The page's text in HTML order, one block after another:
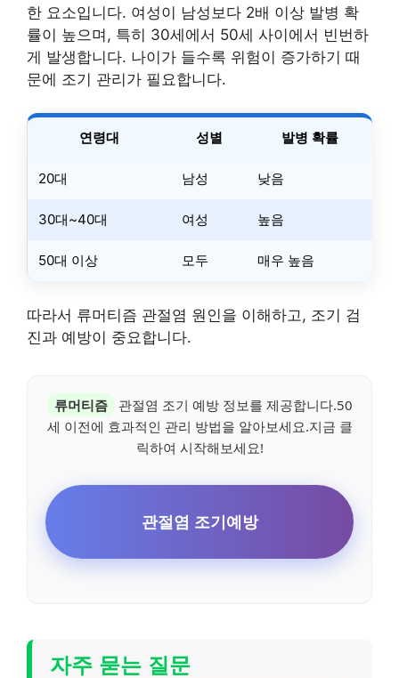
한 요소입니다. 여성이 남성보다 2배 이상 발병 확
률이 높으며, 특히 30세에서 50세 사이에서 빈번하
게 발생합니다. 나이가 들수록 위험이 증가하기 때
문에 조기 관리가 필요합니다.
연령대 성별 발병 확률
20대 남성 낮음
30대~40대 여성 높음
50대 이상 모두 매우 높음
따라서 류머티즘 관절염 원인을 이해하고, 조기 검
진과 예방이 중요합니다.
류머티즘
관절염 조기 예방 정보를 제공합니다.50
세 이전에 효과적인 관리 방법을 알아보세요.지금 클
릭하여 시작해보세요!
관절염 조기예방
자주 묻는 질문